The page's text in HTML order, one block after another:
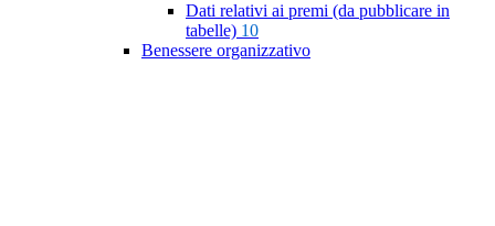
Dati relativi ai premi (da pubblicare in
tabelle) 10
Benessere organizzativo